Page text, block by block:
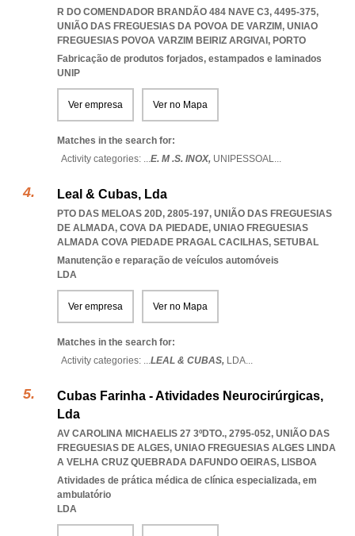
R DO COMENDADOR BRANDÃO 484 NAVE C3, 4495-375,
UNIÃO DAS FREGUESIAS DA POVOA DE VARZIM, UNIAO
FREGUESIAS POVOA VARZIM BEIRIZ ARGIVAI , PORTO
Fabricação de produtos forjados, estampados e laminados
UNIP
Ver empresa Ver no Mapa
Matches in the search for:
Activity categories: ...E. M .S. INOX, UNIPESSOAL...
Leal & Cubas, Lda
PTO DAS MELOAS 20D, 2805-197, UNIÃO DAS FREGUESIAS
DE ALMADA, COVA DA PIEDADE, UNIAO FREGUESIAS
ALMADA COVA PIEDADE PRAGAL CACILHAS, SETUBAL
Manutenção e reparação de veículos automóveis
LDA
Ver empresa Ver no Mapa
Matches in the search for:
Activity categories: ...LEAL & CUBAS, LDA...
Cubas Farinha - Atividades Neurocirúrgicas,
Lda
AV CAROLINA MICHAELIS 27 3ºDTO., 2795-052, UNIÃO DAS
FREGUESIAS DE ALGES, UNIAO FREGUESIAS ALGES LINDA
A VELHA CRUZ QUEBRADA DAFUNDO OEIRAS, LISBOA
Atividades de prática médica de clínica especializada, em
ambulatório
LDA